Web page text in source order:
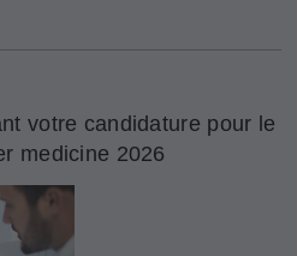
votre candidature pour le
medicine 2026